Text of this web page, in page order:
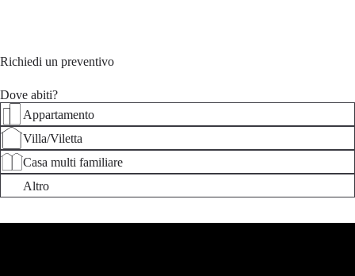
Richiedi un preventivo
Dove abiti?
Appartamento
Villa/Viletta
Casa multi familiare
Altro